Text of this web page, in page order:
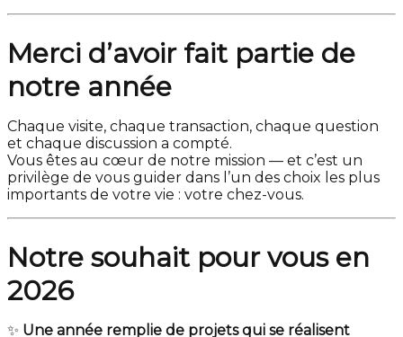
Merci d’avoir fait partie de
notre année
Chaque visite, chaque transaction, chaque question
et chaque discussion a compté.
Vous êtes au cœur de notre mission — et c’est un
privilège de vous guider dans l’un des choix les plus
importants de votre vie : votre chez-vous.
Notre souhait pour vous en
2026
✨ Une année remplie de projets qui se réalisent